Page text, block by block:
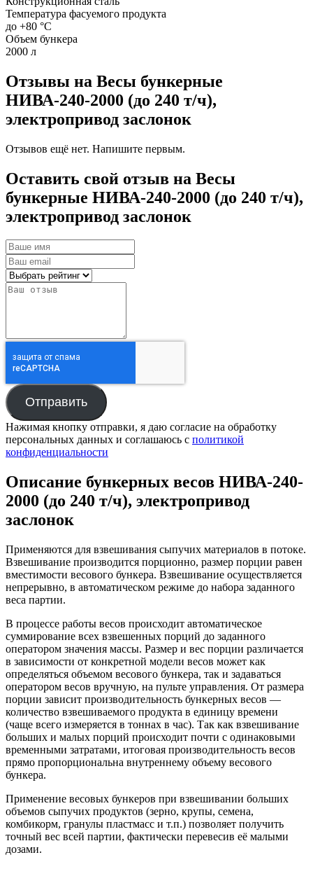
Температура фасуемого продукта
до +80 °С
Объем бункера
2000 л
Отзывы на Весы бункерные
НИВА-240-2000 (до 240 т/ч),
электропривод заслонок
Отзывов ещё нет. Напишите первым.
Оставить свой отзыв на Весы
бункерные НИВА-240-2000 (до 240 т/ч),
электропривод заслонок
Отправить
Нажимая кнопку отправки, я даю согласие на обработку
персональных данных и соглашаюсь с политикой
конфиденциальности
Описание бункерных весов НИВА-240-
2000 (до 240 т/ч), электропривод
заслонок
Применяются для взвешивания сыпучих материалов в потоке.
Взвешивание производится порционно, размер порции равен
вместимости весового бункера. Взвешивание осуществляется
непрерывно, в автоматическом режиме до набора заданного
веса партии.
В процессе работы весов происходит автоматическое
суммирование всех взвешенных порций до заданного
оператором значения массы. Размер и вес порции различается
в зависимости от конкретной модели весов может как
определяться объемом весового бункера, так и задаваться
оператором весов вручную, на пульте управления. От размера
порции зависит производительность бункерных весов —
количество взвешиваемого продукта в единицу времени
(чаще всего измеряется в тоннах в час). Так как взвешивание
больших и малых порций происходит почти с одинаковыми
временными затратами, итоговая производительность весов
прямо пропорциональна внутреннему объему весового
бункера.
Применение весовых бункеров при взвешивании больших
объемов сыпучих продуктов (зерно, крупы, семена,
комбикорм, гранулы пластмасс и т.п.) позволяет получить
точный вес всей партии, фактически перевесив её малыми
дозами.